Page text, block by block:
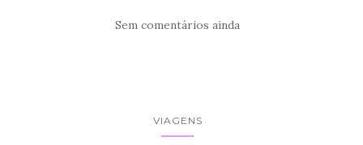
Sem comentários ainda
VIAGENS